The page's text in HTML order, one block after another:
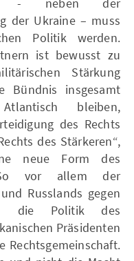
der Ukraine – muss
Politik werden.
ist bewusst zu
Stärkung
Bündnis insgesamt
bleiben,
des Rechts
des Stärkeren“,
neue Form des
So vor allem der
Russlands gegen
die Politik des
Präsidenten.
Rechtsgemeinschaft.